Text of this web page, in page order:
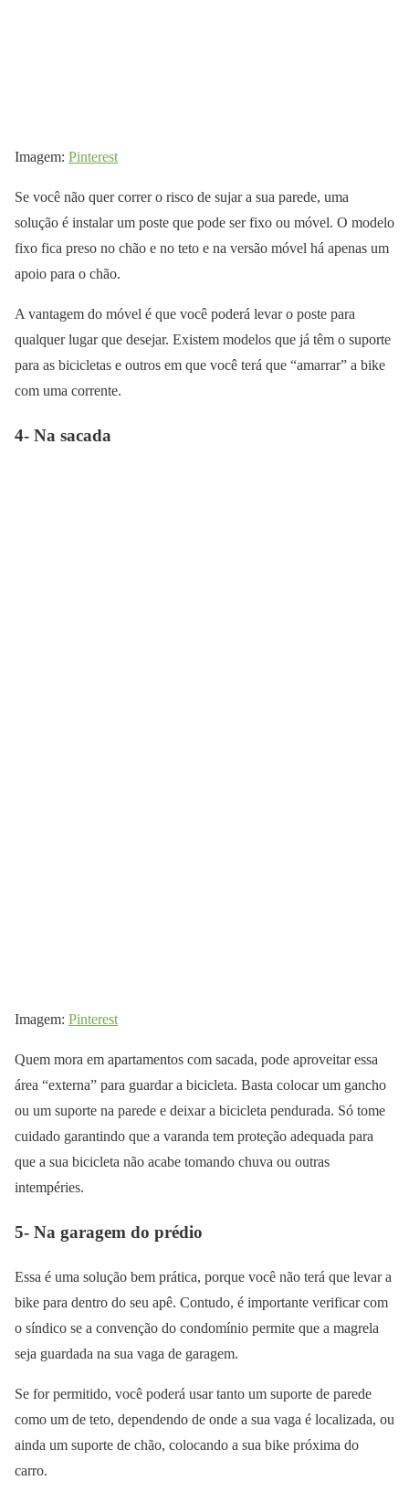
Imagem: Pinterest
Se você não quer correr o risco de sujar a sua parede, uma
solução é instalar um poste que pode ser fixo ou móvel. O modelo
fixo fica preso no chão e no teto e na versão móvel há apenas um
apoio para o chão.
A vantagem do móvel é que você poderá levar o poste para
qualquer lugar que desejar. Existem modelos que já têm o suporte
para as bicicletas e outros em que você terá que “amarrar” a bike
com uma corrente.
4- Na sacada
Imagem: Pinterest
Quem mora em apartamentos com sacada, pode aproveitar essa
área “externa” para guardar a bicicleta. Basta colocar um gancho
ou um suporte na parede e deixar a bicicleta pendurada. Só tome
cuidado garantindo que a varanda tem proteção adequada para
que a sua bicicleta não acabe tomando chuva ou outras
intempéries.
5- Na garagem do prédio
Essa é uma solução bem prática, porque você não terá que levar a
bike para dentro do seu apê. Contudo, é importante verificar com
o síndico se a convenção do condomínio permite que a magrela
seja guardada na sua vaga de garagem.
Se for permitido, você poderá usar tanto um suporte de parede
como um de teto, dependendo de onde a sua vaga é localizada, ou
ainda um suporte de chão, colocando a sua bike próxima do
carro.